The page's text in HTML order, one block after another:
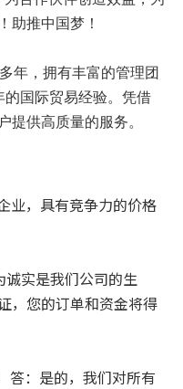
助推中国梦！
年，拥有丰富的管理团
的国际贸易经验。凭借
提供高质量的服务。
业，具有竞争力的价格
诚实是我们公司的生
，您的订单和资金将得
答：是的，我们对所有